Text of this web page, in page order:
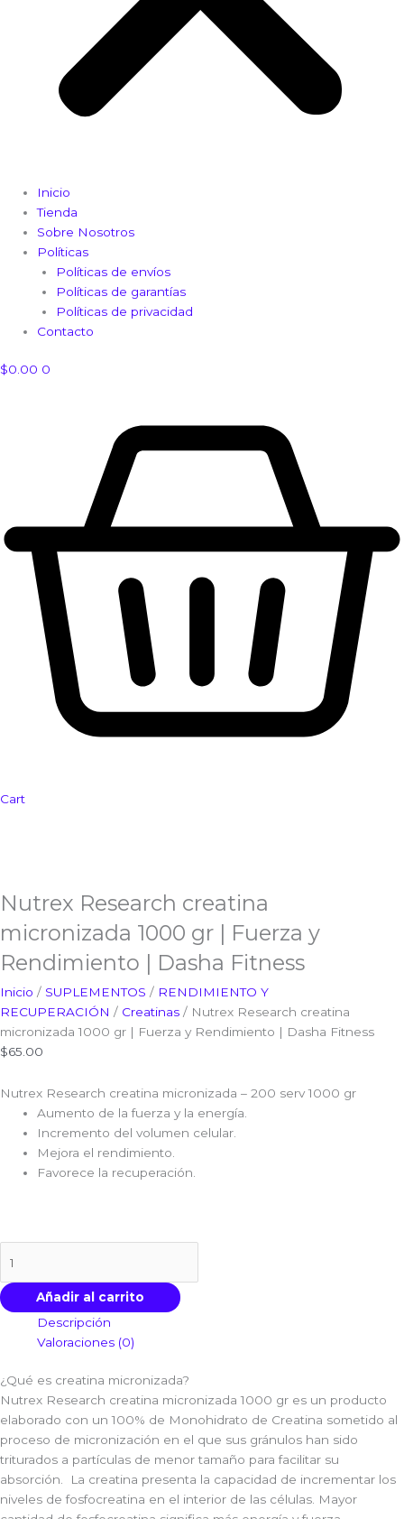
Inicio
Tienda
Sobre Nosotros
Políticas
Políticas de envíos
Políticas de garantías
Políticas de privacidad
Contacto
$0.00 0
Cart
Nutrex Research creatina
micronizada 1000 gr | Fuerza y
Rendimiento | Dasha Fitness
Inicio / SUPLEMENTOS / RENDIMIENTO Y
RECUPERACIÓN / Creatinas / Nutrex Research creatina
micronizada 1000 gr | Fuerza y Rendimiento | Dasha Fitness
$65.00
Nutrex Research creatina micronizada – 200 serv 1000 gr
Aumento de la fuerza y la energía.
Incremento del volumen celular.
Mejora el rendimiento.
Favorece la recuperación.
Añadir al carrito
Descripción
Valoraciones (0)
¿Qué es creatina micronizada?
Nutrex Research creatina micronizada 1000 gr es un producto
elaborado con un 100% de Monohidrato de Creatina sometido al
proceso de micronización en el que sus gránulos han sido
triturados a partículas de menor tamaño para facilitar su
absorción. La creatina presenta la capacidad de incrementar los
niveles de fosfocreatina en el interior de las células. Mayor